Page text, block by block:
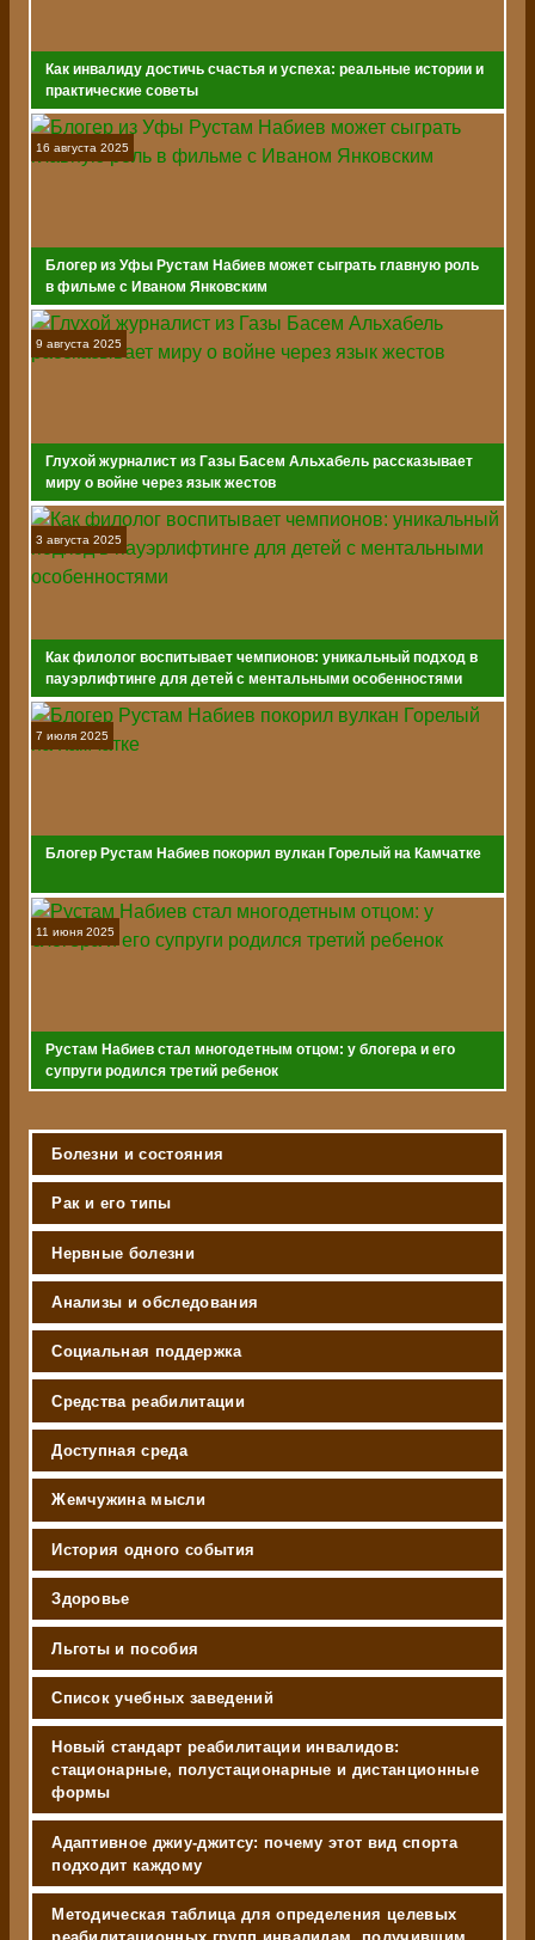
Как инвалиду достичь счастья и успеха: реальные истории и
практические советы
16 августа 2025
Блогер из Уфы Рустам Набиев может сыграть главную роль
в фильме с Иваном Янковским
9 августа 2025
Глухой журналист из Газы Басем Альхабель рассказывает
миру о войне через язык жестов
3 августа 2025
Как филолог воспитывает чемпионов: уникальный подход в
пауэрлифтинге для детей с ментальными особенностями
7 июля 2025
Блогер Рустам Набиев покорил вулкан Горелый на Камчатке
11 июня 2025
Рустам Набиев стал многодетным отцом: у блогера и его
супруги родился третий ребенок
Болезни и состояния
Рак и его типы
Нервные болезни
Анализы и обследования
Социальная поддержка
Средства реабилитации
Доступная среда
Жемчужина мысли
История одного события
Здоровье
Льготы и пособия
Список учебных заведений
Новый стандарт реабилитации инвалидов:
стационарные, полустационарные и дистанционные
формы
Адаптивное джиу-джитсу: почему этот вид спорта
подходит каждому
Методическая таблица для определения целевых